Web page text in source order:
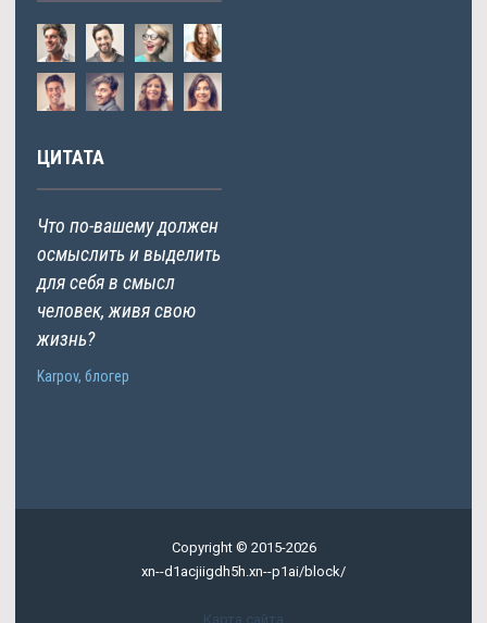
ЦИТАТА
Что по-вашему должен
осмыслить и выделить
для себя в смысл
человек, живя свою
жизнь?
Karpov, блогер
Copyright © 2015-2026
xn--d1acjiigdh5h.xn--p1ai/block/
Карта сайта